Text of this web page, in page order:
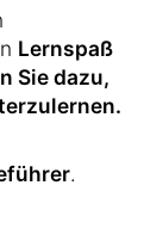
Lernspaß
Sie dazu,
.